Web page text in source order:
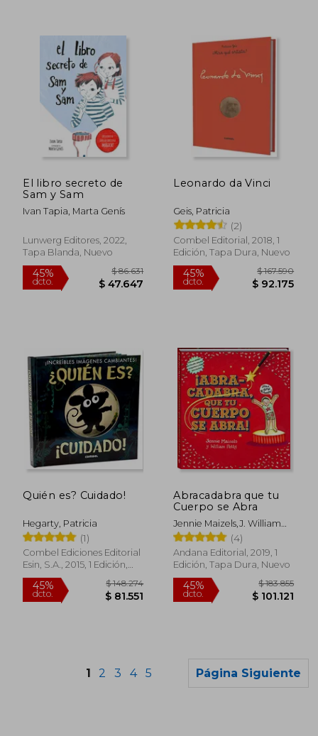
45%
dcto.
$ 90.615
$ 49.838 dcto.
45% $ 107.948 45%
dcto.
El libro secreto de
Sam y Sam
Ivan Tapia, Marta Genís
Lunwerg Editores, 2022,
Tapa Blanda, Nuevo
Leonardo da Vinci
Geis, Patricia
(2)
Combel Editorial, 2018, 1
Edición, Tapa Dura, Nuevo
Quién es? Cuidado!
Hegarty, Patricia
(1)
Combel Ediciones Editorial
Esin, S.A., 2015, 1 Edición,
Tapa Dura, Nuevo
Abracadabra que tu
Cuerpo se Abra
Jennie Maizels,J. William
Petty
(4)
Andana Editorial, 2019, 1
Edición, Tapa Dura, Nuevo
1 2 3 4 5 Página Siguiente